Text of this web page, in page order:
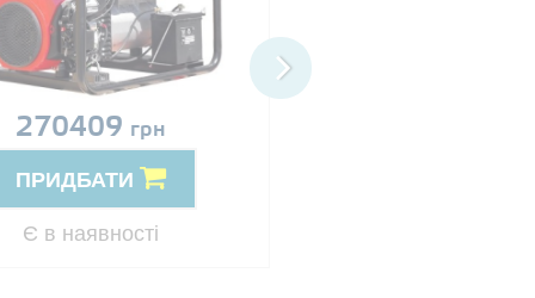
270409 грн
ПРИДБАТИ
Є в наявності